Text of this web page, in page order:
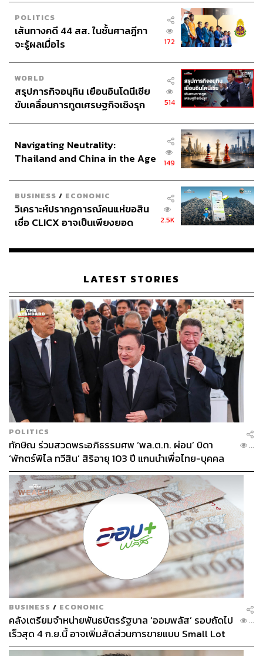
ABOUT THE AUTHOR
THE STANDARD TEAM
กองบรรณาธิการ THE STANDARD
ABOUT THE PHOTOGRAPHER
ชาติกล้า สำเนียงแจ่ม
ช่างภาพข่าว ประจำสำนักข่าว THE
STANDARD
POLITICS
เส้นทางคดี 44 สส. ในชั้นศาลฎีกา
จะรู้ผลเมื่อไร
172
WORLD
สรุปภารกิจอนุทิน เยือนอินโดนีเซีย
ขับเคลื่อนการทูตเศรษฐกิจเชิงรุก
514
Navigating Neutrality:
Thailand and China in the Age
149
BUSINESS / ECONOMIC
วิเคราะห์ปรากฏการณ์คนแห่ขอสิน
เชื่อ CLICX อาจเป็นเพียงยอด
เรือนไทยที่ถูกซุกไว้
2.5K
LATEST STORIES
POLITICS
ทักษิณ ร่วมสวดพระอภิธรรมศพ ‘พล.ต.ท. ผ่อน’ บิดา
‘พักตร์พิไล ทวีสิน’ สิริอายุ 103 ปี แกนนำเพื่อไทย-บุคคล
หลากวงการร่วมอาลัย
...
BUSINESS / ECONOMIC
คลังเตรียมจำหน่ายพันธบัตรรัฐบาล ‘ออมพลัส’ รอบถัดไป
เร็วสุด 4 ก.ย.นี้ อาจเพิ่มสัดส่วนการขายแบบ Small Lot
First มากขึ้น
...